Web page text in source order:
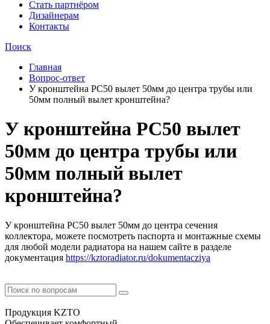
Стать партнёром
Дизайнерам
Контакты
Поиск
Главная
Вопрос-ответ
У кронштейна РС50 вылет 50мм до центра трубы или
50мм полный вылет кронштейна?
У кронштейна РС50 вылет
50мм до центра трубы или
50мм полный вылет
кронштейна?
У кронштейна РС50 вылет 50мм до центра сечения
коллектора, можете посмотреть паспорта и монтажные схемы
для любой модели радиатора на нашем сайте в разделе
документация https://kztoradiator.ru/dokumentacziya
Продукция KZTO